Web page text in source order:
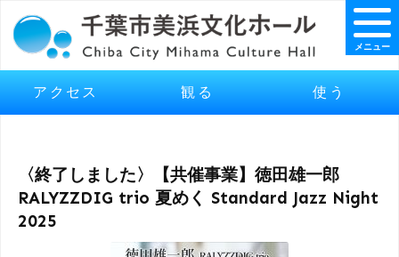
アクセス 観る 使う
メニュー
〈終了しました〉【共催事業】徳田雄一郎
RALYZZDIG trio 夏めく Standard Jazz Night
2025